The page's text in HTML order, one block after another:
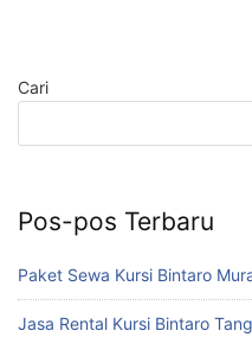
Cari
Pos-pos Terbaru
Paket Sewa Kursi Bintaro
Jasa Rental Kursi Bintaro